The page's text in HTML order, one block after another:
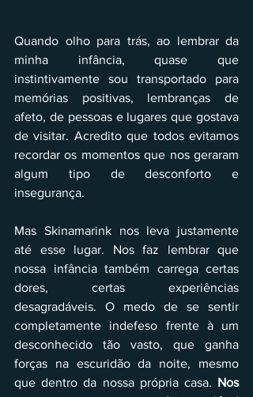
Quando olho para trás, ao lembrar da
minha infância, quase que
instintivamente sou transportado para
memórias positivas, lembranças de
afeto, de pessoas e lugares que gostava
de visitar. Acredito que todos evitamos
recordar os momentos que nos geraram
algum tipo de desconforto e
insegurança.
Mas Skinamarink nos leva justamente
até esse lugar. Nos faz lembrar que
nossa infância também carrega certas
dores, certas experiências
desagradáveis. O medo de se sentir
completamente indefeso frente à um
desconhecido tão vasto, que ganha
forças na escuridão da noite, mesmo
que dentro da nossa própria casa. Nos